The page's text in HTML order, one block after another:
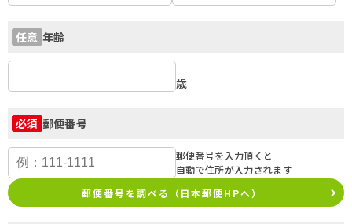
任意 年齢
歳
必須 郵便番号
郵便番号を入力頂くと
自動で住所が入力されます
郵便番号を調べる（日本郵便HPへ）